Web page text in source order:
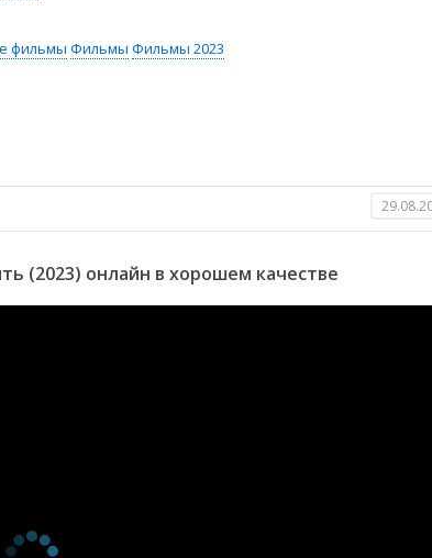
фильмы Фильмы Фильмы 2023
(2023) онлайн в хорошем качестве